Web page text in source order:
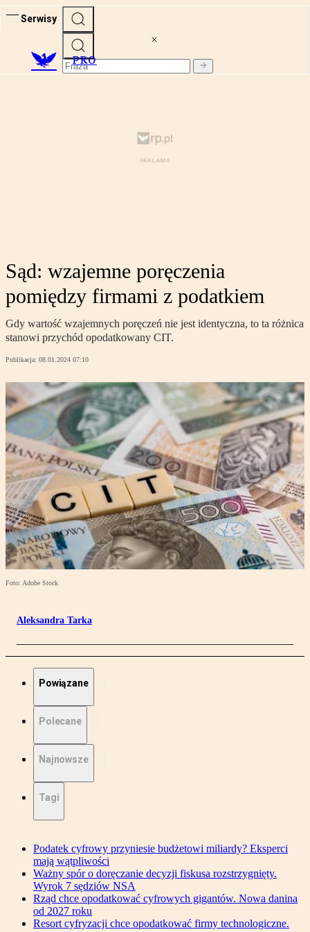
Serwisy
PRO
Sąd: wzajemne poręczenia
pomiędzy firmami z podatkiem
Gdy wartość wzajemnych poręczeń nie jest identyczna, to ta różnica
stanowi przychód opodatkowany CIT.
Publikacja: 08.01.2024 07:10
Foto: Adobe Stock
Aleksandra Tarka
Powiązane
Polecane
Najnowsze
Tagi
Podatek cyfrowy przyniesie budżetowi miliardy? Eksperci
mają wątpliwości
Ważny spór o doręczanie decyzji fiskusa rozstrzygnięty.
Wyrok 7 sędziów NSA
Rząd chce opodatkować cyfrowych gigantów. Nowa danina
od 2027 roku
Resort cyfryzacji chce opodatkować firmy technologiczne.